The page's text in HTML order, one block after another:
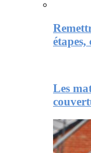
étapes,
Les